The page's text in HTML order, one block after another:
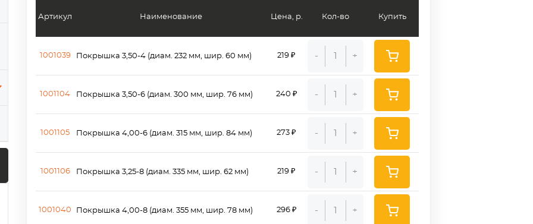
Артикул
1001039
1001104
1001105
1001106
1001040
Наименование
Покрышка 3,50-4 (диам. 232 мм, шир. 60 мм)
Покрышка 3,50-6 (диам. 300 мм, шир. 76 мм)
Покрышка 4,00-6 (диам. 315 мм, шир. 84 мм)
Покрышка 3,25-8 (диам. 335 мм, шир. 62 мм)
Покрышка 4,00-8 (диам. 355 мм, шир. 78 мм)
Цена, р.
219 ₽
240 ₽
273 ₽
219 ₽
296 ₽
Кол-во
- +
- +
- +
- +
- +
Купить